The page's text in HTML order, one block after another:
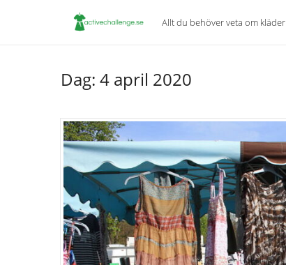
Allt du behöver veta om kläder
Dag: 4 april 2020